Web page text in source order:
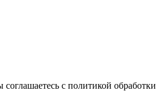
с политикой обработки